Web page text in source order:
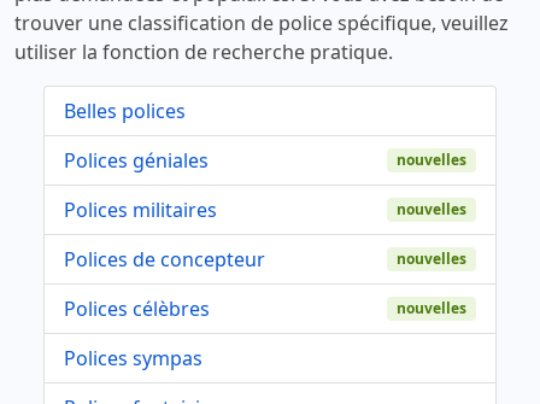
trouver une classification de police spécifique, veuillez
utiliser la fonction de recherche pratique.
Belles polices
Polices géniales
nouvelles
Polices militaires nouvelles
Polices de concepteur nouvelles
Polices célèbres nouvelles
Polices sympas